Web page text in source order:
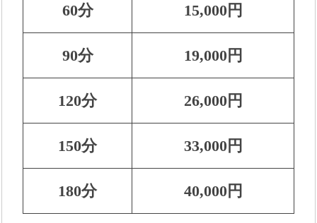
60分 15,000円
90分 19,000円
120分 26,000円
150分 33,000円
180分 40,000円